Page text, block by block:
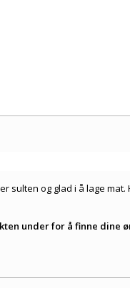
sulten og glad i å lage
under for å finne dine